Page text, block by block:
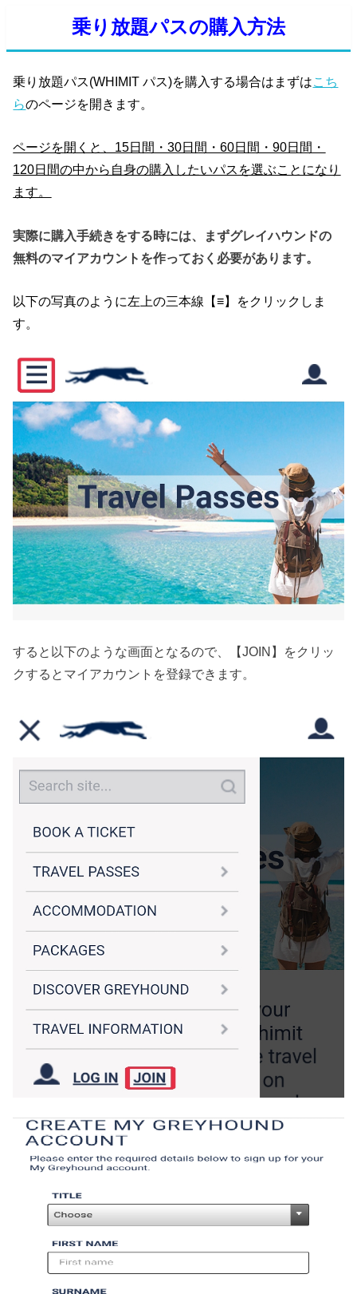
乗り放題パスの購入方法
乗り放題パス(WHIMIT パス)を購入する場合はまずはこち
らのページを開きます。
ページを開くと、15日間・30日間・60日間・90日間・
120日間の中から自身の購入したいパスを選ぶことになり
ます。
実際に購入手続きをする時には、まずグレイハウンドの
無料のマイアカウントを作っておく必要があります。
以下の写真のように左上の三本線【≡】をクリックしま
す。
すると以下のような画面となるので、【JOIN】をクリッ
クするとマイアカウントを登録できます。